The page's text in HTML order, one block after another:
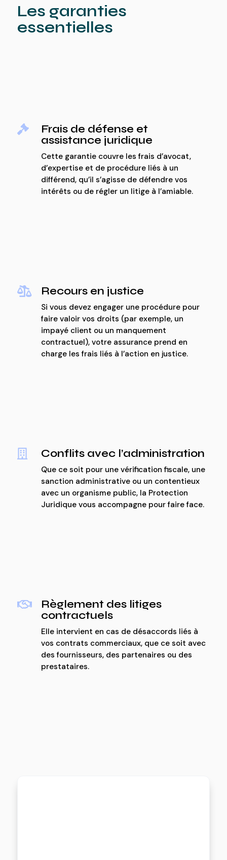
Les garanties
essentielles

Frais de défense et
assistance juridique
Cette garantie couvre les frais d’avocat,
d’expertise et de procédure liés à un
différend, qu’il s’agisse de défendre vos
intérêts ou de régler un litige à l’amiable.
 Recours en justice
Si vous devez engager une procédure pour
faire valoir vos droits (par exemple, un
impayé client ou un manquement
contractuel), votre assurance prend en
charge les frais liés à l’action en justice.
 Conflits avec l’administration
Que ce soit pour une vérification fiscale, une
sanction administrative ou un contentieux
avec un organisme public, la Protection
Juridique vous accompagne pour faire face.

Règlement des litiges
contractuels
Elle intervient en cas de désaccords liés à
vos contrats commerciaux, que ce soit avec
des fournisseurs, des partenaires ou des
prestataires.